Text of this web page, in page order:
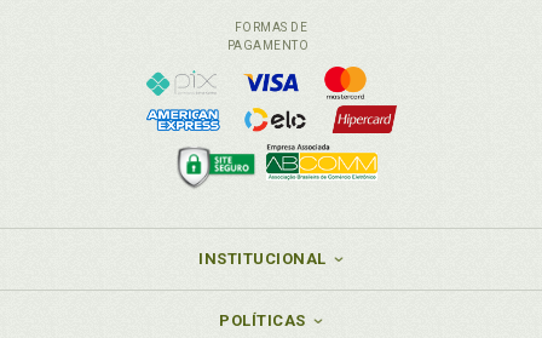
FORMAS DE
PAGAMENTO
INSTITUCIONAL
POLÍTICAS